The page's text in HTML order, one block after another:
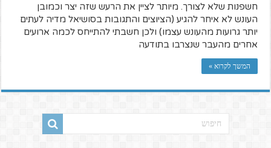
חשפנות שלא לצורך. מיותר לציין את הרעש שזה יצר וכמובן
העונש לא איחר להגיע (הציוצים והתגובות בסושיאל מדיה לעתים
יותר גרועות מהעונש עצמו) ולכן חשבתי להתייחס לכמה ארועים
אחרים מהעבר שנצרבו בתודעה
המשך לקרוא »